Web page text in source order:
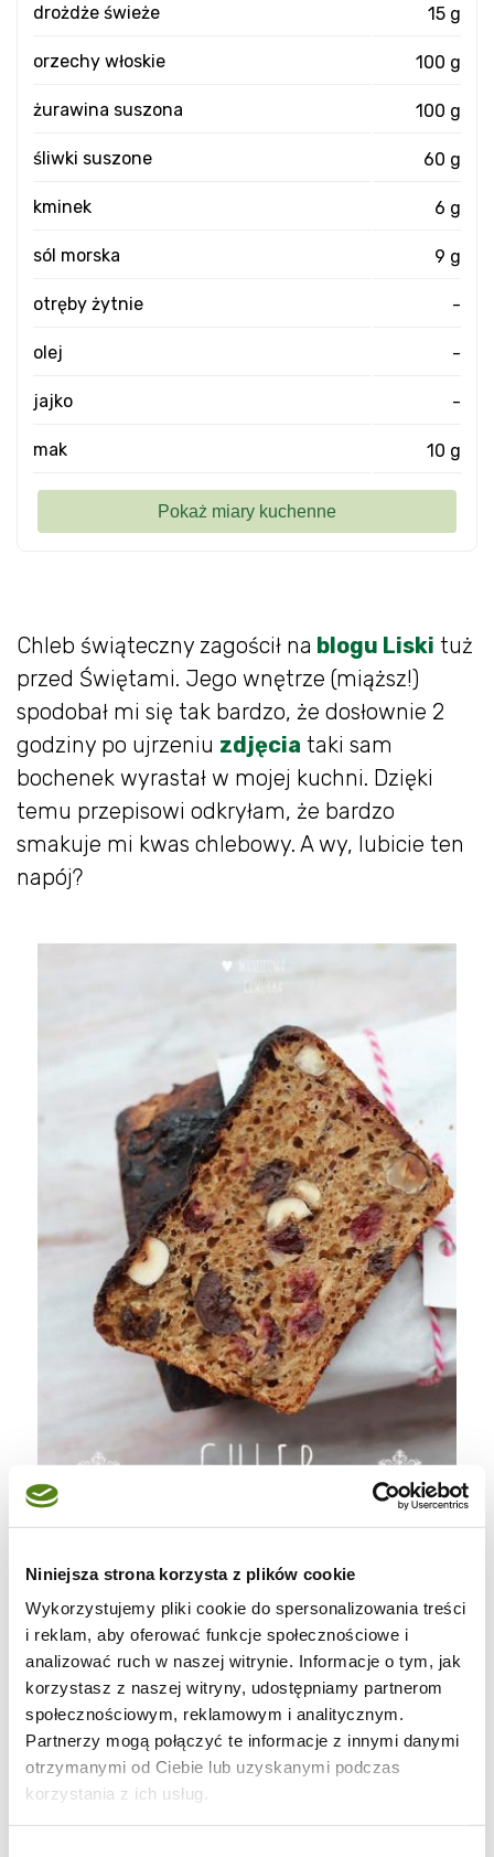
Niniejsza strona korzysta z plików cookie
Wykorzystujemy pliki cookie do spersonalizowania treści
i reklam, aby oferować funkcje społecznościowe i
analizować ruch w naszej witrynie. Informacje o tym, jak
korzystasz z naszej witryny, udostępniamy partnerom
społecznościowym, reklamowym i analitycznym.
Partnerzy mogą połączyć te informacje z innymi danymi
otrzymanymi od Ciebie lub uzyskanymi podczas
korzystania z ich usług.
Chleb świąteczny zagościł na blogu Liski tuż
przed Świętami. Jego wnętrze (miąższ!)
spodobał mi się tak bardzo, że dosłownie 2
godziny po ujrzeniu zdjęcia taki sam
bochenek wyrastał w mojej kuchni. Dzięki
temu przepisowi odkryłam, że bardzo
smakuje mi kwas chlebowy. A wy, lubicie ten
napój?
Na zdjęciu można zauważyć, że wierzch
chleba jest mocno spieczony. Jest to
spowodowane słodyczą bakalii oraz kwasu
chlebowego. Cukier, który jest w nich zawarty
znacznie przyspiesza spiekanie się skórki.
Można oczywiście przykryć wierzch chleba
drożdże świeże 15 g
orzechy włoskie 100 g
żurawina suszona 100 g
śliwki suszone 60 g
kminek 6 g
sól morska 9 g
otręby żytnie -
olej -
jajko -
mak 10 g